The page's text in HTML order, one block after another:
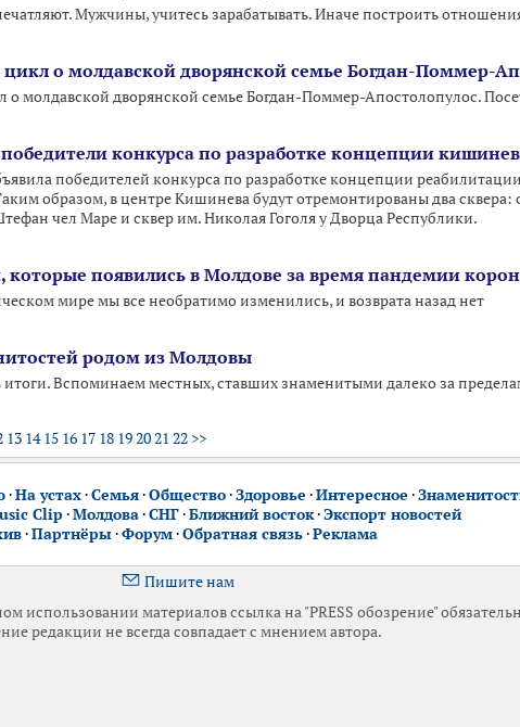
Мужчины, учитесь зарабатывать. Иначе построить
цикл о молдавской дворянской семье Богдан-Поммер-
о молдавской дворянской семье Богдан-Поммер-Апостолопулос.
конкурса по разработке концепции
победителей конкурса по разработке концепции реабилитации
образом, в центре Кишинева будут отремонтированы два
чел Маре и сквер им. Николая Гоголя у Дворца Республики.
появились в Молдове за время пандемии
мире мы все необратимо изменились, и возврата назад нет
родом из Молдовы
Вспоминаем местных, ставших знаменитыми далеко за
13 14 15 16 17 18 192021 22 >>
·На устах·Семья·Общество·Здоровье ·Интересное ·
Clip ·Молдова·СНГ·Ближний восток·Экспорт новостей
·Партнёры·Форум·Обратная связь·Реклама
Пишите нам
использовании материалов ссылка на "PRESS обозрение"
редакции не всегда совпадает с мнением автора.